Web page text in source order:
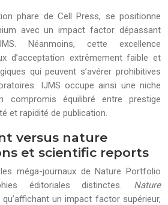
phare de Cell Press, se positionne
avec un impact factor dépassant
Néanmoins, cette excellence
d’acceptation extrêmement faible et
qui peuvent s’avérer prohibitives
IJMS occupe ainsi une niche
compromis équilibré entre prestige
et rapidité de publication.
versus nature
et scientific reports
méga-journaux de Nature Portfolio
éditoriales distinctes. Nature
qu’affichant un impact factor supérieur,